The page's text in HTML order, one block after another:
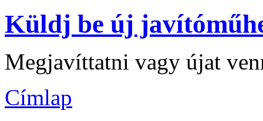
Küldj be új
Megjavíttatni vagy újat
Címlap